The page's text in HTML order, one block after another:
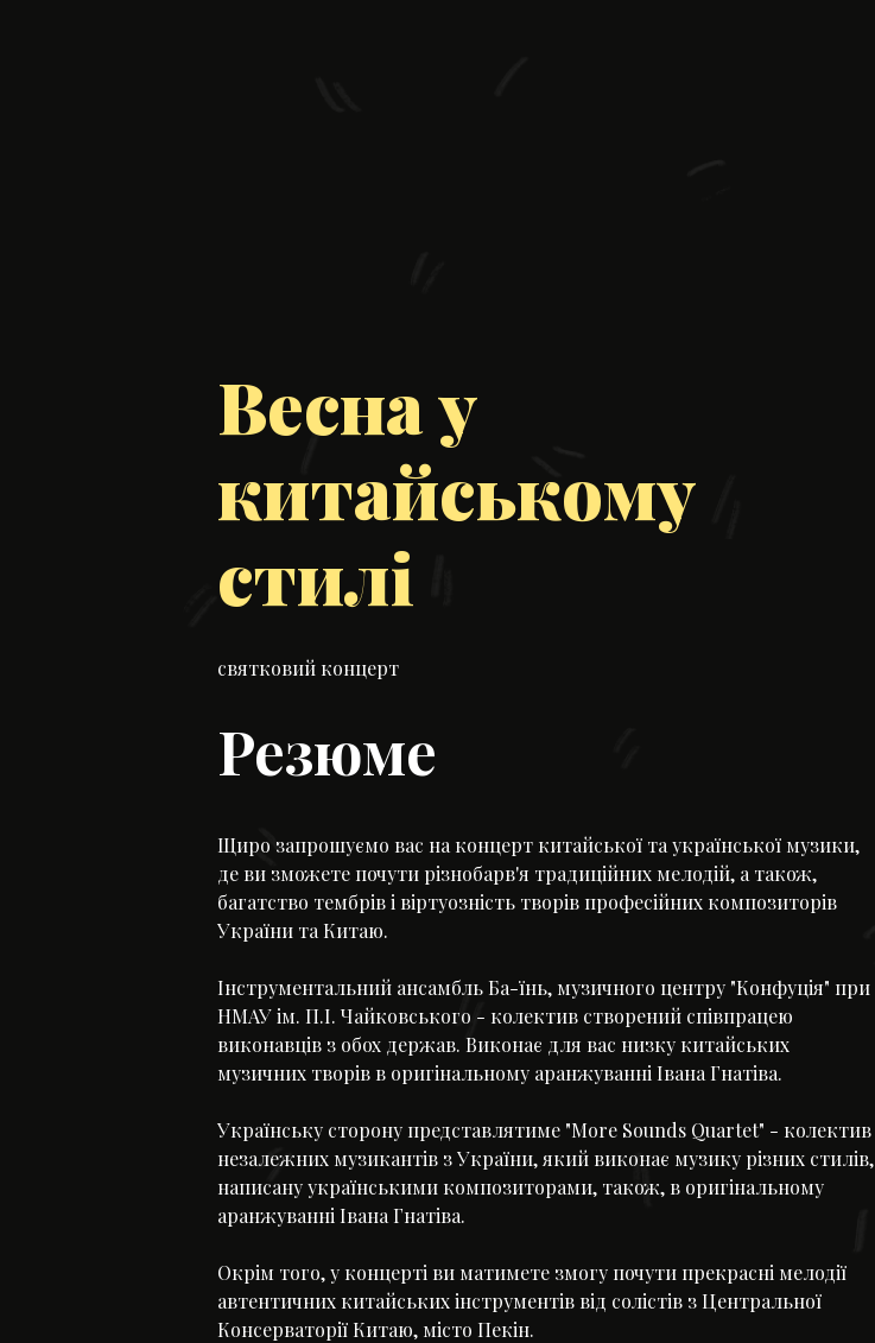
Весна у
китайському
стилі
святковий концерт
Резюме
Щиро запрошуємо вас на концерт китайської та української музики,
де ви зможете почути різнобарв'я традиційних мелодій, а також,
багатство тембрів і віртуозність творів професійних композиторів
України та Китаю.
Інструментальний ансамбль Ба-їнь, музичного центру "Конфуція" при
НМАУ ім. П.І. Чайковського - колектив створений співпрацею
виконавців з обох держав. Виконає для вас низку китайських
музичних творів в оригінальному аранжуванні Івана Гнатіва.
Українську сторону представлятиме "More Sounds Quartet" - колектив
незалежних музикантів з України, який виконає музику різних стилів,
написану українськими композиторами, також, в оригінальному
аранжуванні Івана Гнатіва.
Окрім того, у концерті ви матимете змогу почути прекрасні мелодії
автентичних китайських інструментів від солістів з Центральної
Консерваторії Китаю, місто Пекін.